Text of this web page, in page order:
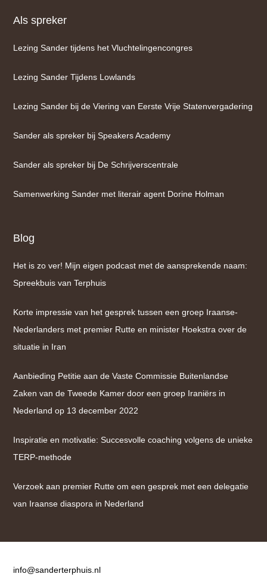
Als spreker
Lezing Sander tijdens het Vluchtelingencongres
Lezing Sander Tijdens Lowlands
Lezing Sander bij de Viering van Eerste Vrije Statenvergadering
Sander als spreker bij Speakers Academy
Sander als spreker bij De Schrijverscentrale
Samenwerking Sander met literair agent Dorine Holman
Blog
Het is zo ver! Mijn eigen podcast met de aansprekende naam:
Spreekbuis van Terphuis
Korte impressie van het gesprek tussen een groep Iraanse-
Nederlanders met premier Rutte en minister Hoekstra over de
situatie in Iran
Aanbieding Petitie aan de Vaste Commissie Buitenlandse
Zaken van de Tweede Kamer door een groep Iraniërs in
Nederland op 13 december 2022
Inspiratie en motivatie: Succesvolle coaching volgens de unieke
TERP-methode
Verzoek aan premier Rutte om een gesprek met een delegatie
van Iraanse diaspora in Nederland
Contact
info@sanderterphuis.nl